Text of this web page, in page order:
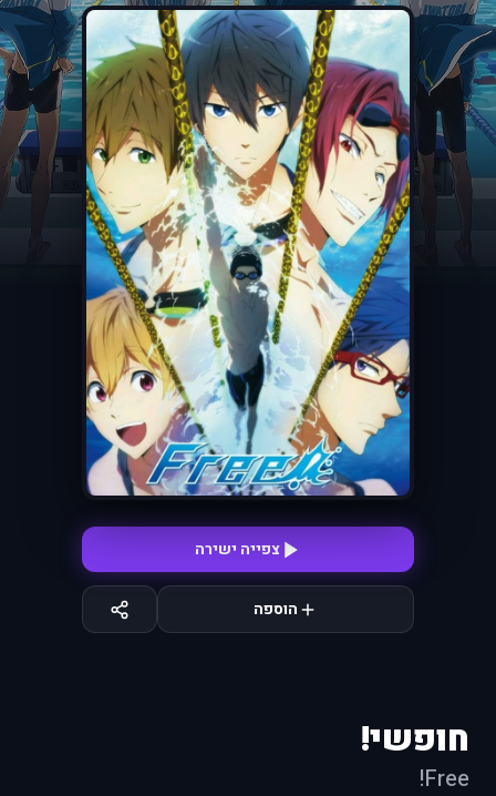
צפייה ישירה
הוספה
חופשי!
Free!